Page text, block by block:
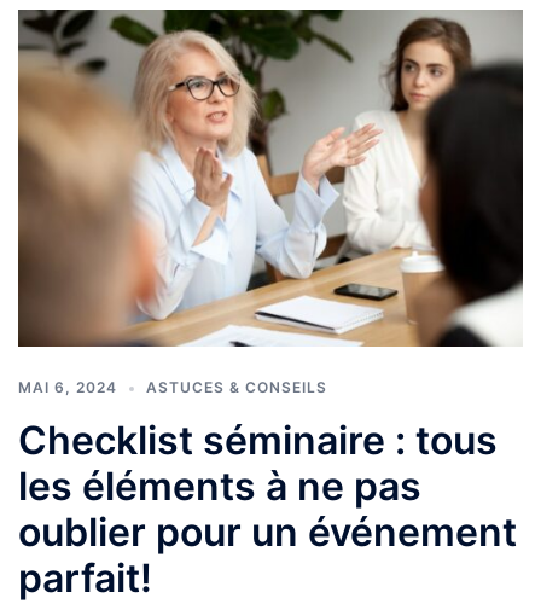
MAI 6, 2024 ASTUCES & CONSEILS
Checklist séminaire : tous
les éléments à ne pas
oublier pour un événement
parfait!